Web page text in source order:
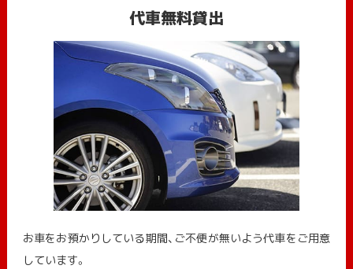
代車無料貸出
お車をお預かりしている期間、ご不便が無いよう代車をご用意
しています。